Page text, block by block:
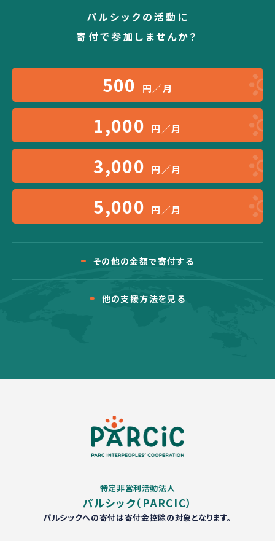
パルシックの活動に
寄付で参加しませんか？
500 円／月
1,000 円／月
3,000 円／月
5,000 円／月
その他の金額で寄付する
他の支援方法を見る
特定非営利活動法人
パルシック（PARCIC）
パルシックへの寄付は寄付金控除の対象となります。